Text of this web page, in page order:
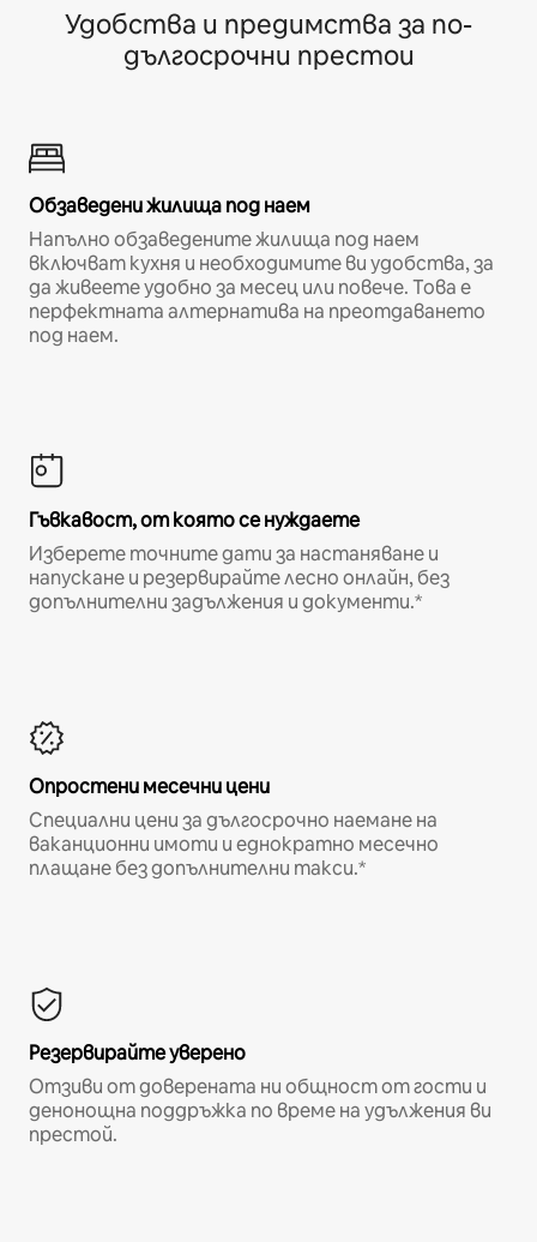
Удобства и предимства за по-
дългосрочни престои
Обзаведени жилища под наем
Напълно обзаведените жилища под наем
включват кухня и необходимите ви удобства, за
да живеете удобно за месец или повече. Това е
перфектната алтернатива на преотдаването
под наем.
Гъвкавост, от която се нуждаете
Изберете точните дати за настаняване и
напускане и резервирайте лесно онлайн, без
допълнителни задължения и документи.*
Опростени месечни цени
Специални цени за дългосрочно наемане на
ваканционни имоти и еднократно месечно
плащане без допълнителни такси.*
Резервирайте уверено
Отзиви от доверената ни общност от гости и
денонощна поддръжка по време на удължения ви
престой.